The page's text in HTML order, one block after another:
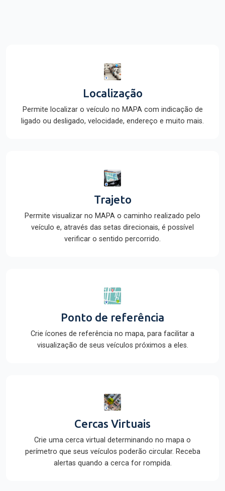
Localização
Permite localizar o veículo no MAPA com indicação de
ligado ou desligado, velocidade, endereço e muito mais.
Trajeto
Permite visualizar no MAPA o caminho realizado pelo
veículo e, através das setas direcionais, é possível
verificar o sentido percorrido.
Ponto de referência
Crie ícones de referência no mapa, para facilitar a
visualização de seus veículos próximos a eles.
Cercas Virtuais
Crie uma cerca virtual determinando no mapa o
perímetro que seus veículos poderão circular. Receba
alertas quando a cerca for rompida.